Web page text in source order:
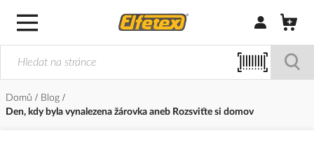
Přihlásit/
Domů
Blog
Den, kdy byla vynalezena žárovka aneb Rozsviťte si domov